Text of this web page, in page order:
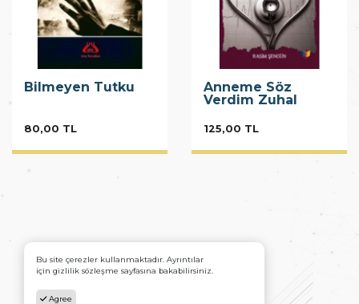
Bilmeyen Tutku
80,00 TL
Anneme Söz
Verdim Zuhal
125,00 TL
Bu site çerezler kullanmaktadır. Ayrıntılar
için gizlilik sözleşme sayfasına bakabilirsiniz.
Agree